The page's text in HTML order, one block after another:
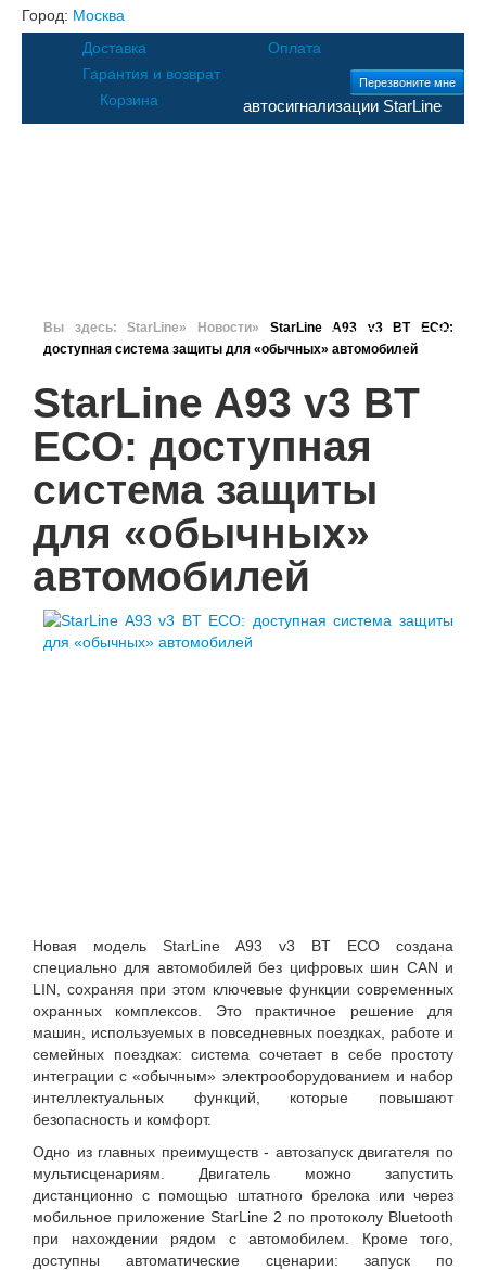
Город: Москва
Доставка
Оплата
Гарантия и возврат
Корзина
Перезвоните мне
автосигнализации StarLine
8 (812) 62-86-812
Вы здесь:StarLine» Новости» StarLine A93 v3 BT ECO:
доступная система защиты для «обычных» автомобилей
StarLine A93 v3 BT
ECO: доступная
система защиты
для «обычных»
автомобилей
Новая модель StarLine A93 v3 BT ECO создана
специально для автомобилей без цифровых шин CAN и
LIN, сохраняя при этом ключевые функции современных
охранных комплексов. Это практичное решение для
машин, используемых в повседневных поездках, работе и
семейных поездках: система сочетает в себе простоту
интеграции с «обычным» электрооборудованием и набор
интеллектуальных функций, которые повышают
безопасность и комфорт.
Одно из главных преимуществ - автозапуск двигателя по
мультисценариям. Двигатель можно запустить
дистанционно с помощью штатного брелока или через
мобильное приложение StarLine 2 по протоколу Bluetooth
при нахождении рядом с автомобилем. Кроме того,
доступны автоматические сценарии: запуск по